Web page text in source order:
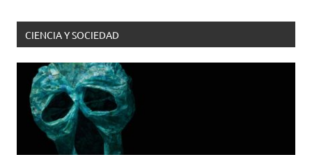
CIENCIA Y SOCIEDAD